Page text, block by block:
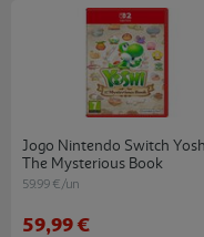
Jogo Nintendo Switch
The Mysterious Book
59.99 €/un
59,99 €